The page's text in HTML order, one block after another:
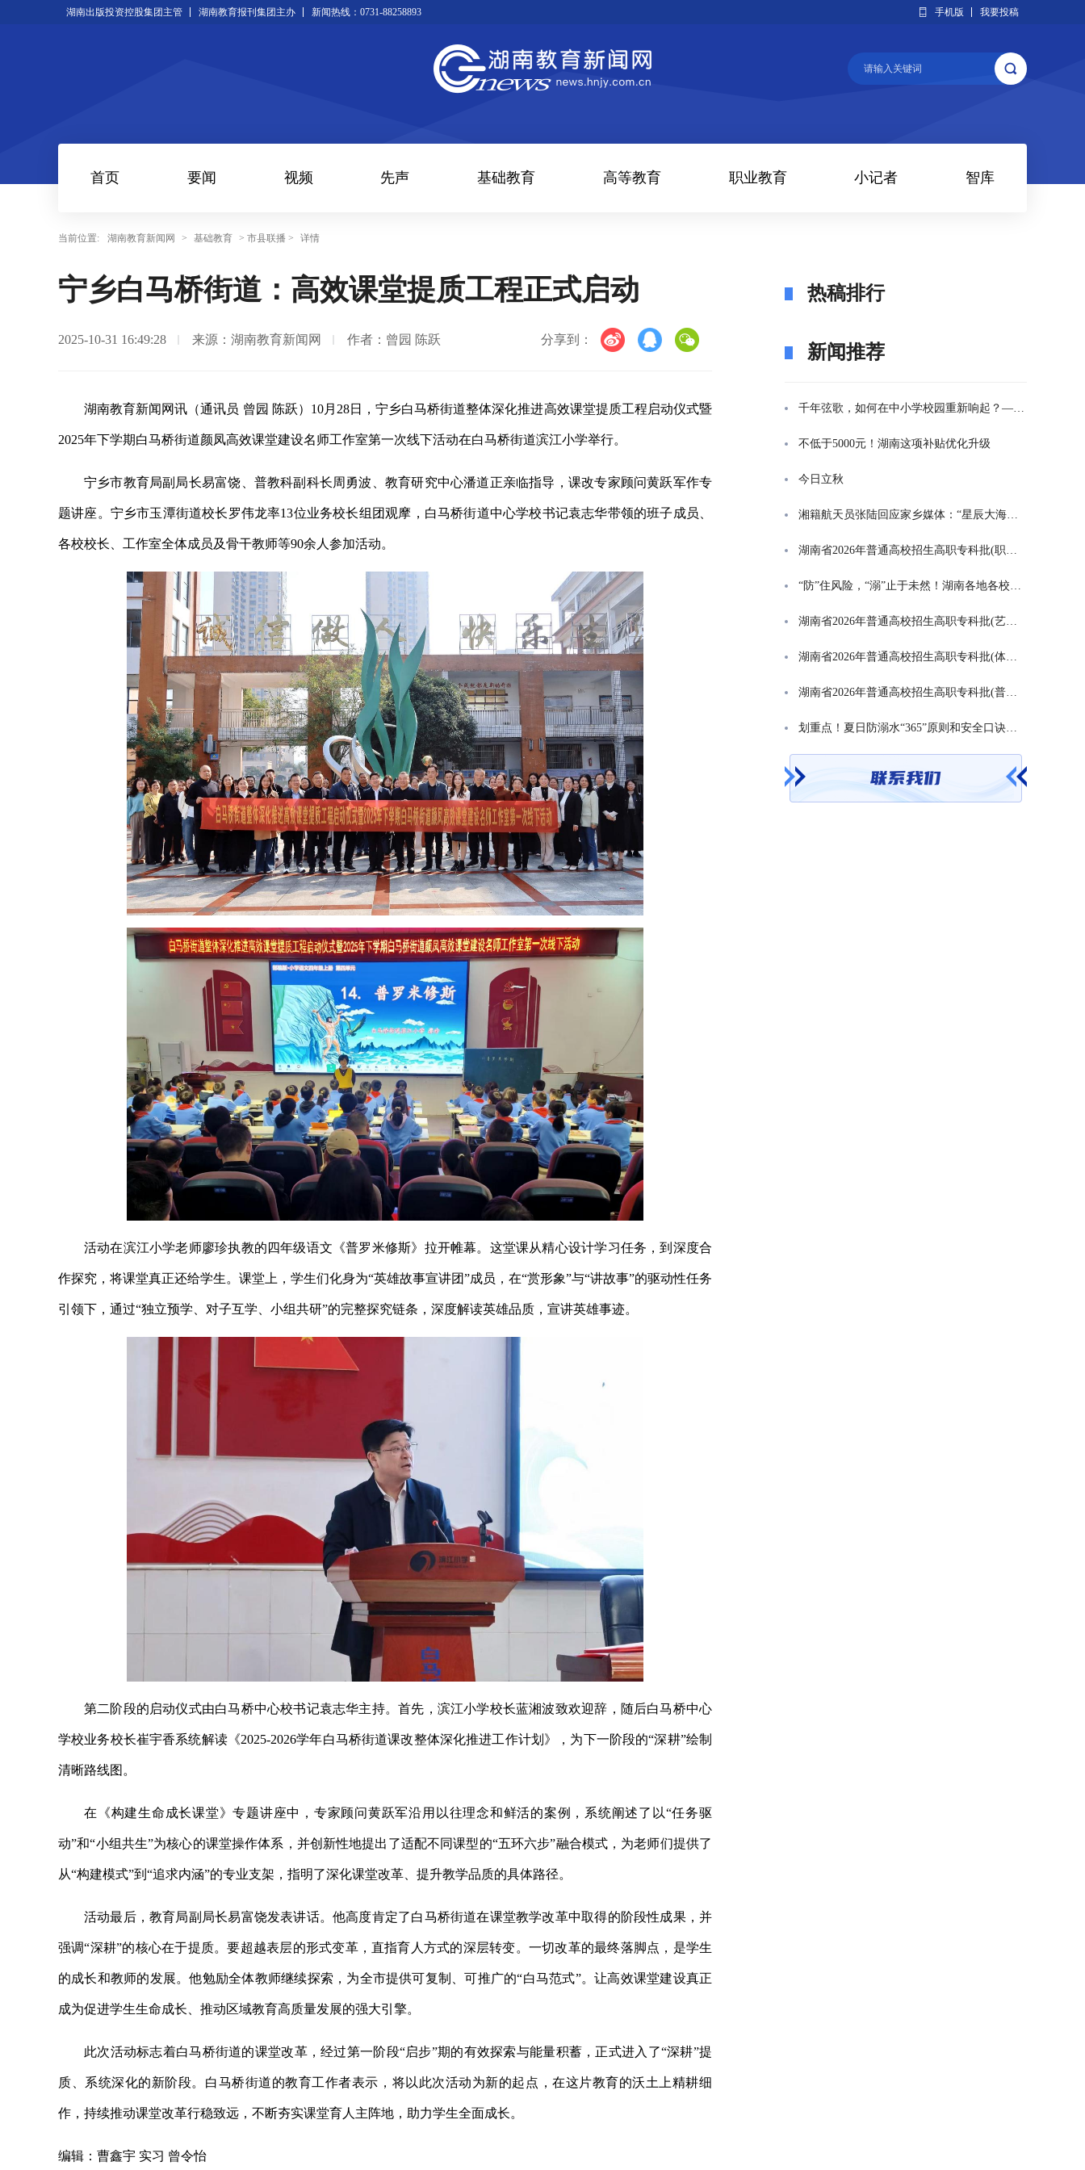
湖南出版投资控股集团主管 湖南教育报刊集团主办 新闻热线：0731-88258893 手机版 我要投稿
首页 要闻 视频 先声 基础教育 高等教育 职业教育 小记者 智库
当前位置: 湖南教育新闻网 > 基础教育 > 市县联播 > 详情
宁乡白马桥街道：高效课堂提质工程正式启动
2025-10-31 16:49:28 来源：湖南教育新闻网 作者：曾园 陈跃 分享到：
湖南教育新闻网讯（通讯员 曾园 陈跃）10月28日，宁乡白马桥街道整体深化推进高效课堂提质工程启动仪式暨
2025年下学期白马桥街道颜凤高效课堂建设名师工作室第一次线下活动在白马桥街道滨江小学举行。
宁乡市教育局副局长易富饶、普教科副科长周勇波、教育研究中心潘道正亲临指导，课改专家顾问黄跃军作专
题讲座。宁乡市玉潭街道校长罗伟龙率13位业务校长组团观摩，白马桥街道中心学校书记袁志华带领的班子成员、
各校校长、工作室全体成员及骨干教师等90余人参加活动。
活动在滨江小学老师廖珍执教的四年级语文《普罗米修斯》拉开帷幕。这堂课从精心设计学习任务，到深度合
作探究，将课堂真正还给学生。课堂上，学生们化身为“英雄故事宣讲团”成员，在“赏形象”与“讲故事”的驱动性任务
引领下，通过“独立预学、对子互学、小组共研”的完整探究链条，深度解读英雄品质，宣讲英雄事迹。
第二阶段的启动仪式由白马桥中心校书记袁志华主持。首先，滨江小学校长蓝湘波致欢迎辞，随后白马桥中心
学校业务校长崔宇香系统解读《2025-2026学年白马桥街道课改整体深化推进工作计划》，为下一阶段的“深耕”绘制
清晰路线图。
在《构建生命成长课堂》专题讲座中，专家顾问黄跃军沿用以往理念和鲜活的案例，系统阐述了以“任务驱
动”和“小组共生”为核心的课堂操作体系，并创新性地提出了适配不同课型的“五环六步”融合模式，为老师们提供了
从“构建模式”到“追求内涵”的专业支架，指明了深化课堂改革、提升教学品质的具体路径。
活动最后，教育局副局长易富饶发表讲话。他高度肯定了白马桥街道在课堂教学改革中取得的阶段性成果，并
强调“深耕”的核心在于提质。要超越表层的形式变革，直指育人方式的深层转变。一切改革的最终落脚点，是学生
的成长和教师的发展。他勉励全体教师继续探索，为全市提供可复制、可推广的“白马范式”。让高效课堂建设真正
成为促进学生生命成长、推动区域教育高质量发展的强大引擎。
此次活动标志着白马桥街道的课堂改革，经过第一阶段“启步”期的有效探索与能量积蓄，正式进入了“深耕”提
质、系统深化的新阶段。白马桥街道的教育工作者表示，将以此次活动为新的起点，在这片教育的沃土上精耕细
作，持续推动课堂改革行稳致远，不断夯实课堂育人主阵地，助力学生全面成长。
编辑：曹鑫宇 实习 曾令怡
热稿排行
新闻推荐
千年弦歌，如何在中小学校园重新响起？——湖南首届中小学书院制建设研讨会观察
不低于5000元！湖南这项补贴优化升级
今日立秋
湘籍航天员张陆回应家乡媒体：“星辰大海是一群人的长征”
湖南省2026年普通高校招生高职专科批(职高对口类)第一次投档分数线
“防”住风险，“溺”止于未然！湖南各地各校打响防溺水“保卫战”
湖南省2026年普通高校招生高职专科批(艺术类)第一次投档分数线
湖南省2026年普通高校招生高职专科批(体育类)第一次投档分数线
湖南省2026年普通高校招生高职专科批(普通类)第一次投档分数线
划重点！夏日防溺水“365”原则和安全口诀一起学